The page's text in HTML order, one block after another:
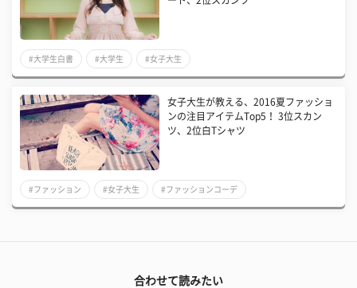
#大学生白書 #大学生 #女子大生
​女子大生が教える、2016夏ファッショ
ンの注目アイテムTop5！ 3位スカン
ツ、2位白Tシャツ
#ファッション #女子大生 #ファッションコーデ
合わせて読みたい